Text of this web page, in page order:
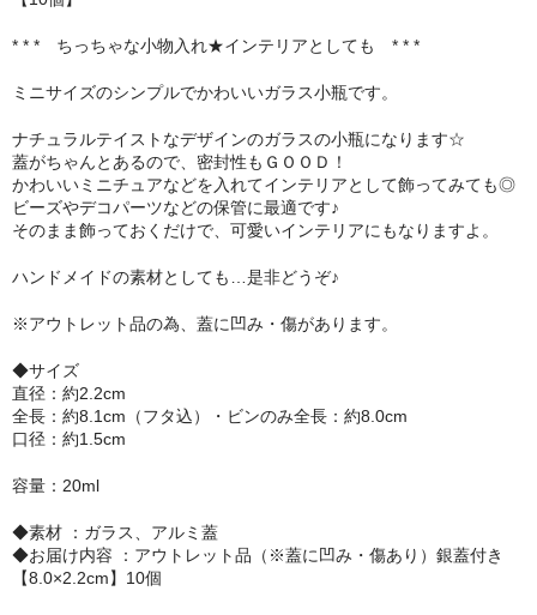
お問い合わせ
* * * ちっちゃな小物入れ★インテリアとしても * * *
ミニサイズのシンプルでかわいいガラス小瓶です。
ナチュラルテイストなデザインのガラスの小瓶になります☆
蓋がちゃんとあるので、密封性もＧＯＯＤ！
かわいいミニチュアなどを入れてインテリアとして飾ってみても◎
ビーズやデコパーツなどの保管に最適です♪
そのまま飾っておくだけで、可愛いインテリアにもなりますよ。
ハンドメイドの素材としても…是非どうぞ♪
※アウトレット品の為、蓋に凹み・傷があります。
◆サイズ
直径：約2.2cm
全長：約8.1cm（フタ込）・ビンのみ全長：約8.0cm
口径：約1.5cm
容量：20ml
◆素材 ：ガラス、アルミ蓋
◆お届け内容 ：アウトレット品（※蓋に凹み・傷あり）銀蓋付き
【8.0×2.2cm】10個